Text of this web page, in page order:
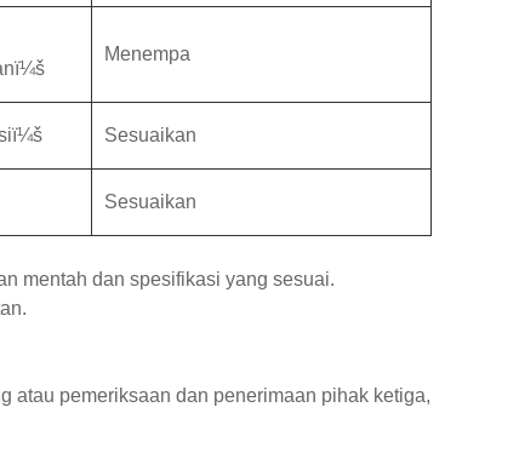
Menempa
Sesuaikan
Sesuaikan
mentah dan spesifikasi yang sesuai.
atau pemeriksaan dan penerimaan pihak ketiga,